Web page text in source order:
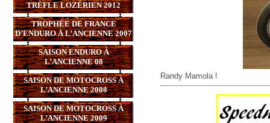
TRÈFLE LOZÉRIEN 2012
TROPHÉE DE FRANCE
D’ENDURO À L’ANCIENNE 2007
SAISON ENDURO À
L’ANCIENNE 08
SAISON DE MOTOCROSS À
L’ANCIENNE 2008
SAISON DE MOTOCROSS À
L’ANCIENNE 2009
Randy Mamola !